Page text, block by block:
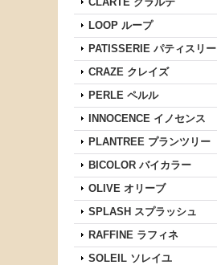
LOOP ループ
PATISSERIE パティスリー
CRAZE クレイズ
PERLE ペルル
INNOCENCE イノセンス
PLANTREE プランツリー
BICOLOR バイカラー
OLIVE オリーブ
SPLASH スプラッシュ
RAFFINE ラフィネ
SOLEIL ソレイユ